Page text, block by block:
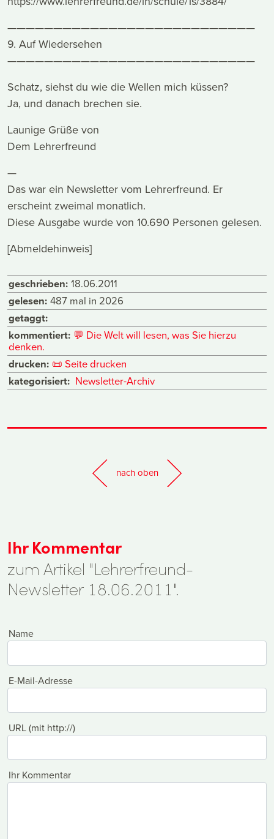
———————————————————————————
9. Auf Wiedersehen
———————————————————————————
Schatz, siehst du wie die Wellen mich küssen?
Ja, und danach brechen sie.
Launige Grüße von
Dem Lehrerfreund
—
Das war ein Newsletter vom Lehrerfreund. Er
erscheint zweimal monatlich.
Diese Ausgabe wurde von 10.690 Personen gelesen.
[Abmeldehinweis]
geschrieben: 18.06.2011
gelesen: 487 mal in 2026
getaggt:
kommentiert: 💬 Die Welt will lesen, was Sie hierzu
denken.
drucken: 📜 Seite drucken
kategorisiert: Newsletter-Archiv
nach oben
Ihr Kommentar
zum Artikel "Lehrerfreund-
Newsletter 18.06.2011".
Name
E-Mail-Adresse
URL (mit http://)
Ihr Kommentar